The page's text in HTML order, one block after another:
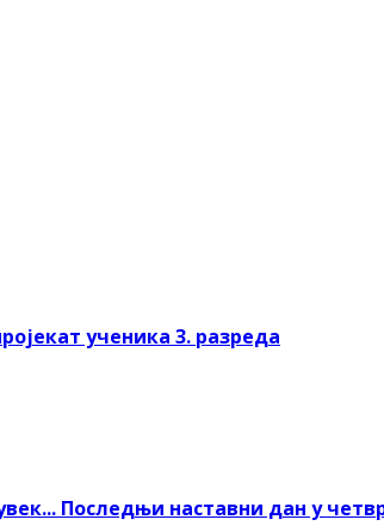
ученика 3. разреда
Последњи наставни дан у